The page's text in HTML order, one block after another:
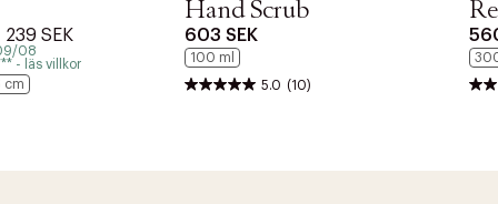
239 SEK
08
- läs villkor
cm
Hand Scrub
603 SEK
100 ml
5.0 (10)